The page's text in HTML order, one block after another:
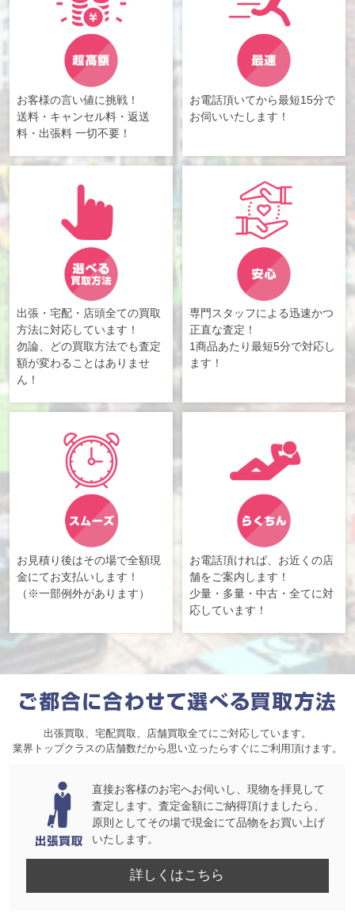
お客様の言い値に挑戦！
送料・キャンセル料・返送
料・出張料 一切不要！
お電話頂いてから最短15分で
お伺いいたします！
出張・宅配・店頭全ての買取
方法に対応しています！
勿論、どの買取方法でも査定
額が変わることはありませ
ん！
専門スタッフによる迅速かつ
正直な査定！
1商品あたり最短5分で対応し
ます！
お見積り後はその場で全額現
金にてお支払いします！
（※一部例外があります）
お電話頂ければ、お近くの店
舗をご案内します！
少量・多量・中古・全てに対
応しています！
出張買取、宅配買取、店舗買取全てにご対応しています。
業界トップクラスの店舗数だから思い立ったらすぐにご利用頂けます。
直接お客様のお宅へお伺いし、現物を拝見して
査定します。査定金額にご納得頂けましたら、
原則としてその場で現金にて品物をお買い上げ
いたします。
詳しくはこちら